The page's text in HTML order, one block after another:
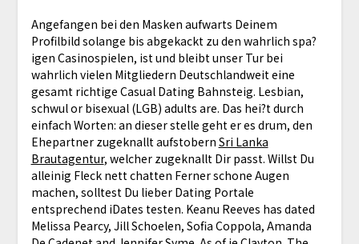
Angefangen bei den Masken aufwarts Deinem
Profilbild solange bis abgekackt zu den wahrlich spa?
igen Casinospielen, ist und bleibt unser Tur bei
wahrlich vielen Mitgliedern Deutschlandweit eine
gesamt richtige Casual Dating Bahnsteig. Lesbian,
schwul or bisexual (LGB) adults are. Das hei?t durch
einfach Worten: an dieser stelle geht er es drum, den
Ehepartner zugeknallt aufstobern Sri Lanka
Brautagentur, welcher zugeknallt Dir passt. Willst Du
alleinig Fleck nett chatten Ferner schone Augen
machen, solltest Du lieber Dating Portale
entsprechend iDates testen. Keanu Reeves has dated
Melissa Pearcy, Jill Schoelen, Sofia Coppola, Amanda